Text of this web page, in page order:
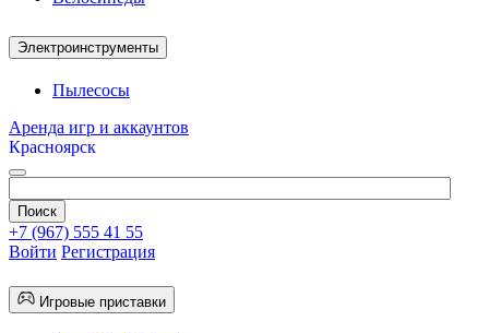
Электроинструменты
Пылесосы
Аренда игр и аккаунтов
Красноярск
+7 (967) 555 41 55
Войти Регистрация
Игровые приставки